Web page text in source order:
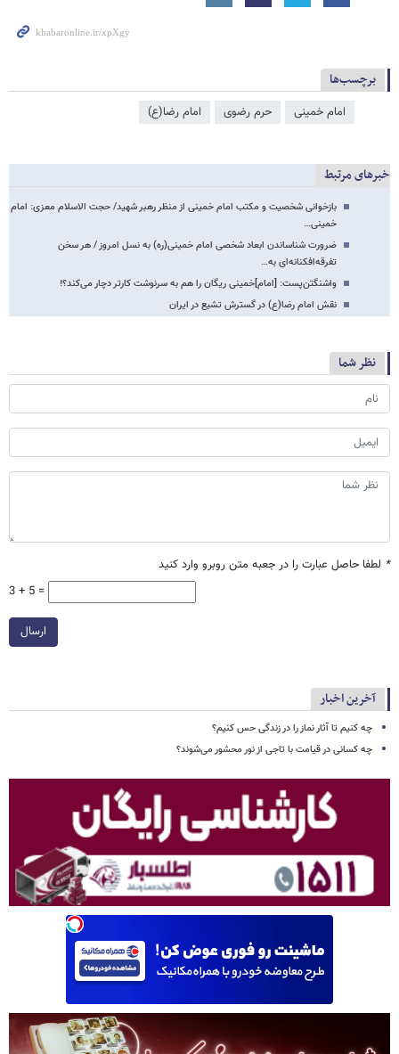
برچسب‌ها
امام خمینی حرم رضوی امام رضا(ع)
خبرهای مرتبط
بازخوانی شخصیت و مکتب امام خمینی از منظر رهبر شهید/ حجت الاسلام معزی: امام
خمینی…
ضرورت شناساندن ابعاد شخصی امام خمینی(ره) به نسل امروز / هر سخن
تفرقه‌افکنانه‌ای به…
واشنگتن‌پست: [امام]خمینی ریگان را هم به سرنوشت کارتر دچار می‌کند؟!
نقش امام رضا(ع) در گسترش تشیع در ایران
نظر شما
* لطفا حاصل عبارت را در جعبه متن روبرو وارد کنید
3 + 5 =
ارسال
آخرین اخبار
چه کنیم تا آثار نماز را در زندگی حس کنیم؟
چه کسانی در قیامت با تاجی از نور محشور می‌شوند؟